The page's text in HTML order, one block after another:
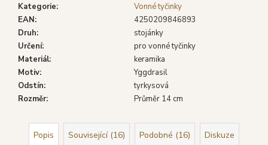
Kategorie:
Vonné tyčinky
EAN:
4250209846893
Druh:
stojánky
Určení:
pro vonné tyčinky
Materiál:
keramika
Motiv:
Yggdrasil
Odstín:
tyrkysová
Rozměr: Průměr 14 cm
Popis Související (16) Podobné (16) Diskuze
DARSHAN
VONNÉ
TYČINKY
BHARATH,
20
KS
19
Kč
Původně: